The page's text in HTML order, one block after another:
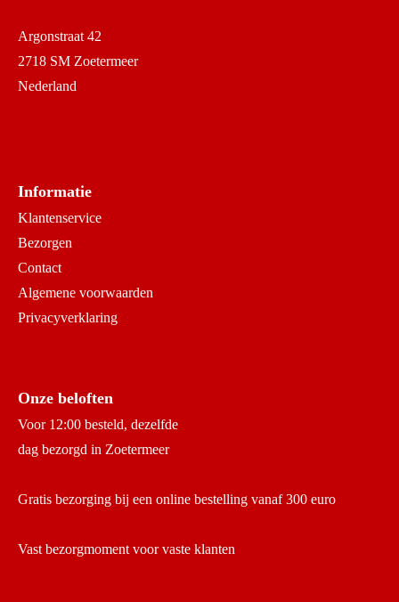
Argonstraat 42
2718 SM Zoetermeer
Nederland
Informatie
Klantenservice
Bezorgen
Contact
Algemene voorwaarden
Privacyverklaring
Onze beloften
Voor 12:00 besteld, dezelfde
dag bezorgd in Zoetermeer
Gratis bezorging bij een online bestelling vanaf 300 euro
Vast bezorgmoment voor vaste klanten